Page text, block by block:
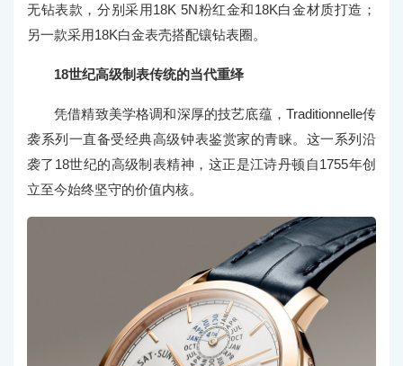
无钻表款，分别采用18K 5N粉红金和18K白金材质打造；
另一款采用18K白金表壳搭配镶钻表圈。
18世纪高级制表传统的当代重绎
凭借精致美学格调和深厚的技艺底蕴，Traditionnelle传
袭系列一直备受经典高级钟表鉴赏家的青睐。这一系列沿
袭了18世纪的高级制表精神，这正是江诗丹顿自1755年创
立至今始终坚守的价值内核。